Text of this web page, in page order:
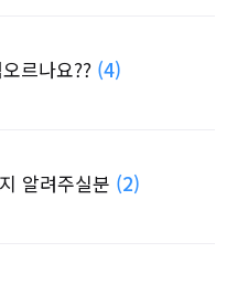
르나요?? (4)
알려주실분 (2)